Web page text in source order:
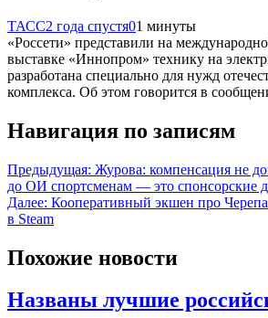
ТАСС2 года спустя01 минуты
«Россети» представили на
выставке «Иннопром» технику на
разработана специально для нужд
комплекса. Об этом говорится в
Навигация по записям
Предыдущая: Журова: компенсация не
до ОИ спортсменам — это спонсорские
Далее: Кооперативный экшен про
в Steam
Похожие новости
Названы лучшие